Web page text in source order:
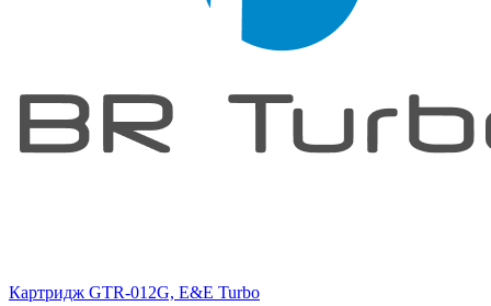
Картридж GTR-012G, E&E Turbo